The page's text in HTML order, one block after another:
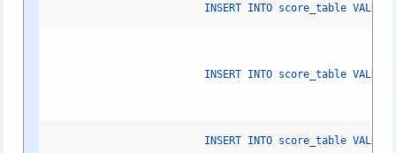
INSERT INTO score_table VALUES
INSERT INTO score_table VALUES
INSERT INTO score_table VALUES